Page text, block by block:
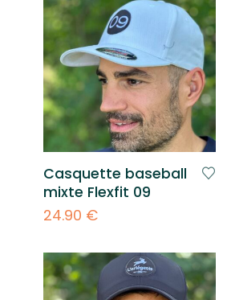
Casquette baseball
mixte Flexfit 09
24.90 €